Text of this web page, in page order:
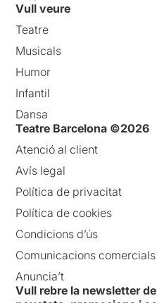
Vull veure
Teatre
Musicals
Humor
Infantil
Dansa
Teatre Barcelona ©2026
Atenció al client
Avís legal
Política de privacitat
Política de cookies
Condicions d’ús
Comunicacions
Anuncia’t
Vull rebre la newsletter